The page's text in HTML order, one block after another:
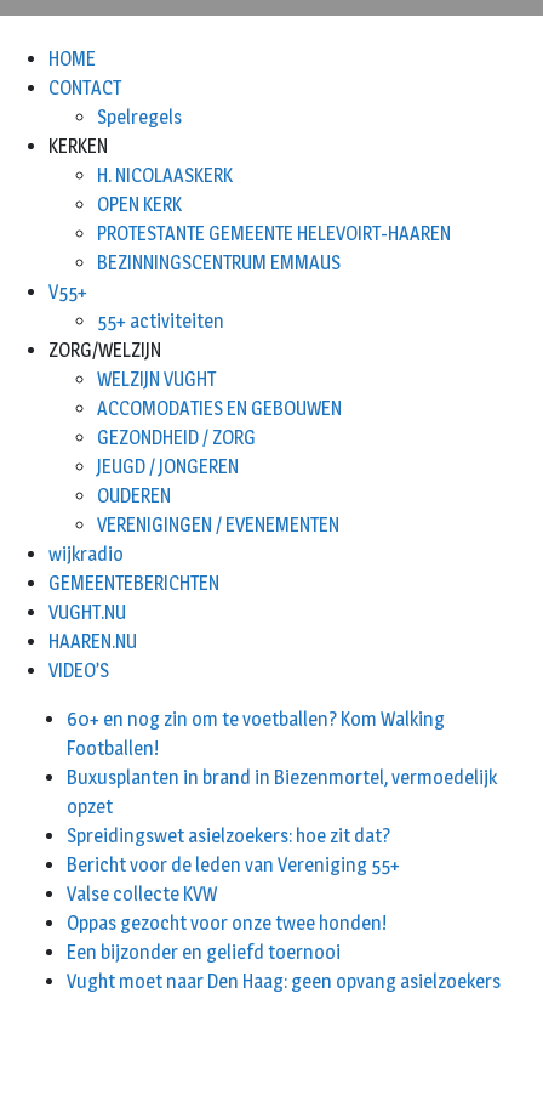
HOME
CONTACT
Spelregels
KERKEN
H. NICOLAASKERK
OPEN KERK
PROTESTANTE GEMEENTE HELEVOIRT-HAAREN
BEZINNINGSCENTRUM EMMAUS
V55+
55+ activiteiten
ZORG/WELZIJN
WELZIJN VUGHT
ACCOMODATIES EN GEBOUWEN
GEZONDHEID / ZORG
JEUGD / JONGEREN
OUDEREN
VERENIGINGEN / EVENEMENTEN
wijkradio
GEMEENTEBERICHTEN
VUGHT.NU
HAAREN.NU
VIDEO’S
60+ en nog zin om te voetballen? Kom Walking
Footballen!
Buxusplanten in brand in Biezenmortel, vermoedelijk
opzet
Spreidingswet asielzoekers: hoe zit dat?
Bericht voor de leden van Vereniging 55+
Valse collecte KVW
Oppas gezocht voor onze twee honden!
Een bijzonder en geliefd toernooi
Vught moet naar Den Haag: geen opvang asielzoekers